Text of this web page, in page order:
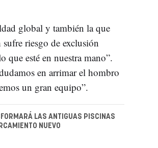
global y también la que
riesgo de exclusión
que esté en nuestra mano”.
en arrimar el hombro
un gran equipo”.
LAS ANTIGUAS PISCINAS
NUEVO